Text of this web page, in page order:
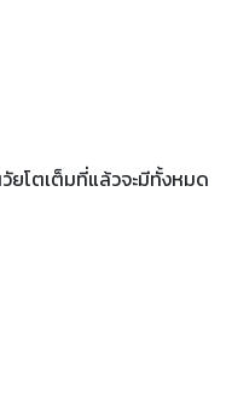
โตเต็มที่แล้วจะมีทั้งหมด